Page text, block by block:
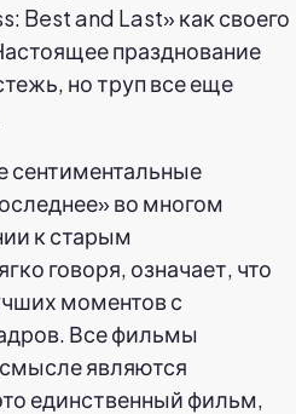
Best and Last» как своего
празднование
но труп все еще
сентиментальные
во многом
к старым
говоря, означает, что
моментов с
Все фильмы
являются
единственный фильм,